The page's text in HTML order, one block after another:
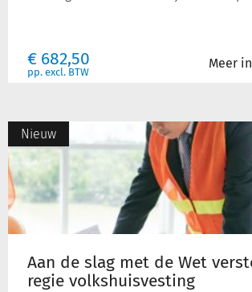
€ 682,50
pp. excl. BTW
Meer
Nieuw
Aan de slag met de Wet
regie volkshuisvesting
Aan
de
slag
met
de
Wet
versterking
regie
volkshuisvesting